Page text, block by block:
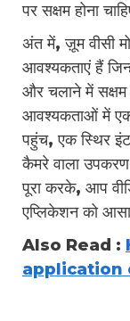
पर सक्षम होना
अंत में, ज़ूम वीसी
आवश्यकताएं हैं
और चलाने में सक्षम
आवश्यकताओं में
पहुंच, एक स्थिर
कैमरे वाला
पूरा करके, आप
एप्लिकेशन को
Also Read :
application